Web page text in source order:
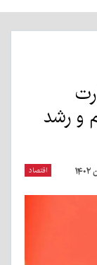
و رشد
اقتصاد